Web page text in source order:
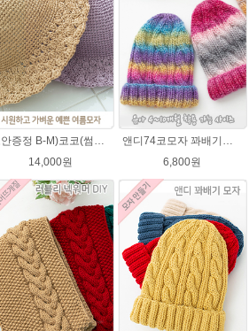
도안증정 B-M)코코(썸머라피아)바캉스 코바늘 모자뜨기 뜨개질
14,000원
앤디74코모자 꽈배기★오슬로울 74코앤디모자도안 + 뜨개실 1볼)
6,800원